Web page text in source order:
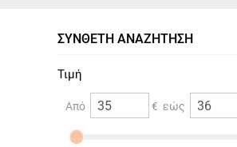
ΣΎΝΘΕΤΗ ΑΝΑΖΉΤΗΣΗ
Τιμή
Από € εώς